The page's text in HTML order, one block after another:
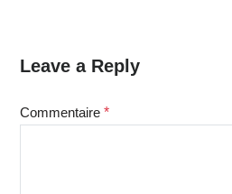
Leave a Reply
Commentaire *